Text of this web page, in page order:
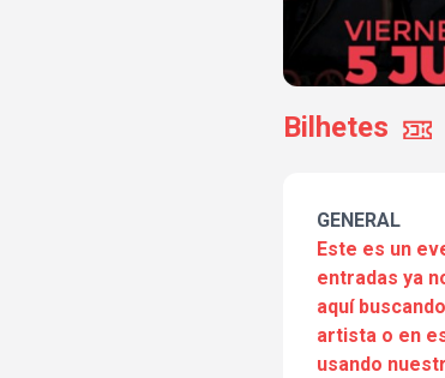
Bilhetes
GENERAL
Este es un
entradas ya
aquí
artista o en
usando